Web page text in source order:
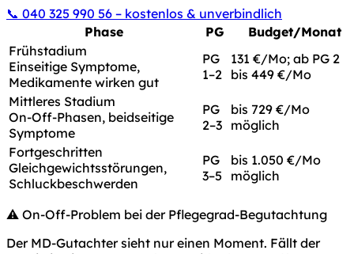
📞 040 325 990 56 – kostenlos & unverbindlich
Phase
PG
Budget/Monat
Frühstadium
Einseitige Symptome,
Medikamente wirken gut
PG
1–2
131 €/Mo; ab PG 2
bis 449 €/Mo
Mittleres Stadium
On-Off-Phasen, beidseitige
Symptome
PG
2–3
bis 729 €/Mo
möglich
Fortgeschritten
Gleichgewichtsstörungen,
Schluckbeschwerden
PG
3–5
bis 1.050 €/Mo
möglich
⚠️ On-Off-Problem bei der Pflegegrad-Begutachtung
Der MD-Gutachter sieht nur einen Moment. Fällt der